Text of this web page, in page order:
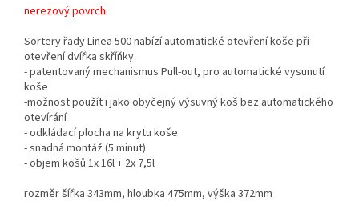
nerezový povrch
Sortery řady Linea 500 nabízí automatické otevření koše při
otevření dvířka skříňky.
- patentovaný mechanismus Pull-out, pro automatické vysunutí
koše
-možnost použít i jako obyčejný výsuvný koš bez automatického
otevírání
- odkládací plocha na krytu koše
- snadná montáž (5 minut)
- objem košů 1x 16l + 2x 7,5l
rozměr šířka 343mm, hloubka 475mm, výška 372mm